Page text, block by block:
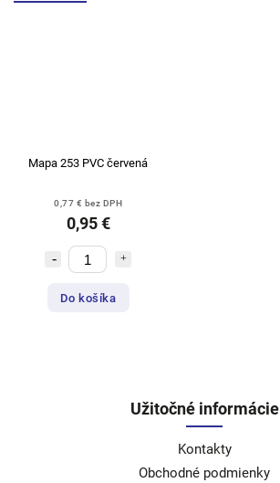
Mapa 253 PVC červená
0,77 € bez DPH
0,95 €
Do košíka
Užitočné informácie
Kontakty
Obchodné podmienky